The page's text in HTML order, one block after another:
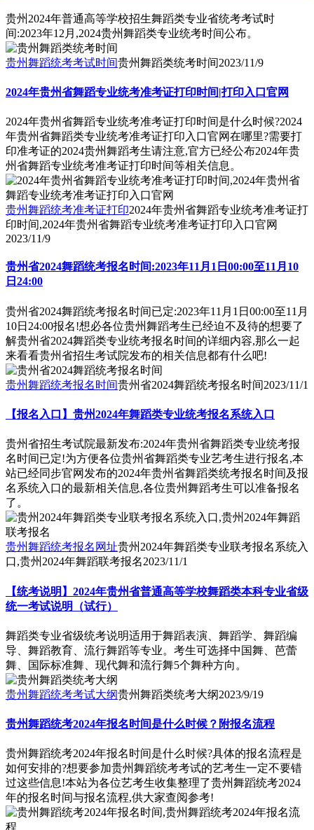
贵州2024年普通高等学校招生舞蹈类专业省统考考试时
间:2023年12月,2024贵州舞蹈类专业统考时间公布。
贵州舞蹈统考考试时间贵州舞蹈类统考时间2023/11/9
2024年贵州省舞蹈专业统考准考证打印时间|打印入口官网
2024年贵州省舞蹈专业统考准考证打印时间是什么时候?2024
年贵州省舞蹈类专业统考准考证打印入口官网在哪里?需要打
印准考证的2024贵州舞蹈考生请注意,官方已经公布2024年贵
州省舞蹈专业统考准考证打印时间等相关信息。
贵州舞蹈统考准考证打印2024年贵州省舞蹈专业统考准考证打
印时间,2024年贵州省舞蹈专业统考准考证打印入口官网
2023/11/9
贵州省2024舞蹈统考报名时间:2023年11月1日00:00至11月10
日24:00
贵州省2024舞蹈统考报名时间已定:2023年11月1日00:00至11月
10日24:00报名!想必各位贵州舞蹈考生已经迫不及待的想要了
解贵州省2024舞蹈类专业统考报名时间的详细内容,那么一起
来看看贵州省招生考试院发布的相关信息都有什么吧!
贵州舞蹈统考报名时间贵州省2024舞蹈统考报名时间2023/11/1
【报名入口】贵州2024年舞蹈类专业统考报名系统入口
贵州省招生考试院最新发布:2024年贵州省舞蹈类专业统考报
名时间已定!为方便各位贵州省舞蹈类专业艺考生进行报名,本
站已经同步官网发布的2024年贵州省舞蹈类统考报名时间及报
名系统入口的最新相关信息,各位贵州舞蹈考生可以准备报名
了。
贵州舞蹈统考报名网址贵州2024年舞蹈类专业联考报名系统入
口,贵州2024年舞蹈联考报名2023/11/1
【统考说明】2024年贵州省普通高等学校舞蹈类本科专业省级
统一考试说明（试行）
舞蹈类专业省级统考说明适用于舞蹈表演、舞蹈学、舞蹈编
导、舞蹈教育、流行舞蹈等专业。考生可选择中国舞、芭蕾
舞、国际标准舞、现代舞和流行舞5个舞种方向。
贵州舞蹈统考考试大纲贵州舞蹈类统考大纲2023/9/19
贵州舞蹈统考2024年报名时间是什么时候？附报名流程
贵州舞蹈统考2024年报名时间是什么时候?具体的报名流程是
如何安排的?想要参加贵州舞蹈统考考试的艺考生一定不要错
过这些信息!本站为各位艺考生收集整理了贵州舞蹈统考2024
年的报名时间与报名流程,供大家查阅参考!